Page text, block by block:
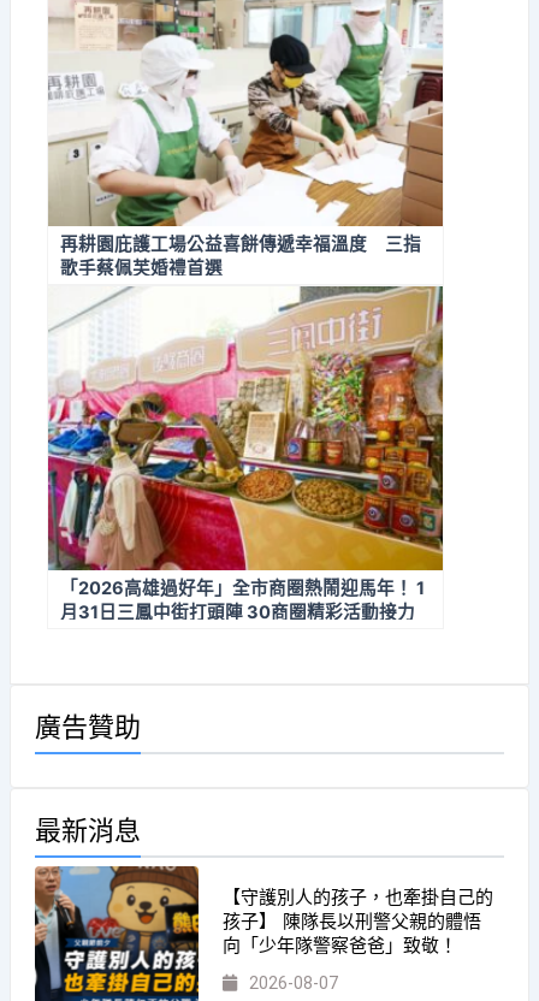
再耕園庇護工場公益喜餅傳遞幸福溫度 三指
歌手蔡佩芙婚禮首選
「2026高雄過好年」全市商圈熱鬧迎馬年！ 1
月31日三鳳中街打頭陣 30商圈精彩活動接力
廣告贊助
最新消息
【守護別人的孩子，也牽掛自己的
孩子】 陳隊長以刑警父親的體悟
向「少年隊警察爸爸」致敬！
2026-08-07